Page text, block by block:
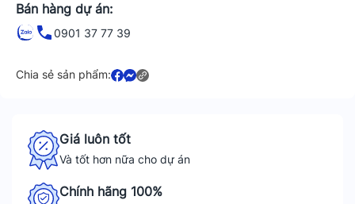
Bán hàng dự án:
0901 37 77 39
Chia sẻ sản phẩm:
Giá luôn tốt
Và tốt hơn nữa cho dự án
Chính hãng 100%